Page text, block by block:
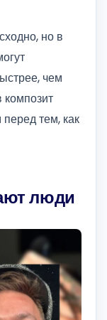
но в
чем
тем, как
люди